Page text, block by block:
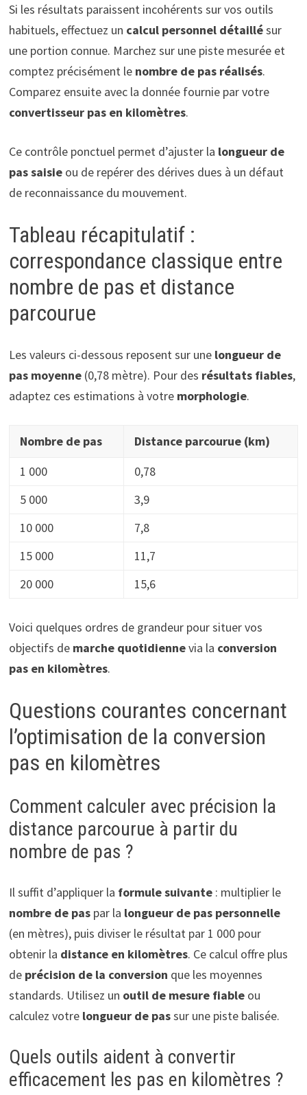
Si les résultats paraissent incohérents sur vos outils
habituels, effectuez un calcul personnel détaillésur
une portion connue. Marchez sur une piste mesurée et
comptez précisément le nombre de pas réalisés.
Comparez ensuite avec la donnée fournie par votre
convertisseur pas en kilomètres.
Ce contrôle ponctuel permet d’ajuster la longueur de
pas saisieou de repérer des dérives dues à un défaut
de reconnaissance du mouvement.
Tableau récapitulatif :
correspondance classique entre
nombre de pas et distance
parcourue
Les valeurs ci-dessous reposent sur une longueur de
pas moyenne(0,78 mètre). Pour des résultats fiables,
adaptez ces estimations à votre morphologie.
Nombre de pas
Distance parcourue (km)
1 000
0,78
5 000
3,9
10 000
7,8
15 000
11,7
20 000
15,6
Voici quelques ordres de grandeur pour situer vos
objectifs de marche quotidiennevia la conversion
pas en kilomètres.
Questions courantes concernant
l’optimisation de la conversion
pas en kilomètres
Comment calculer avec précision la
distance parcourue à partir du
nombre de pas ?
Il suffit d’appliquer la formule suivante: multiplier le
nombre de paspar la longueur de pas personnelle
(en mètres), puis diviser le résultat par 1 000 pour
obtenir la distance en kilomètres. Ce calcul offre plus
de précision de la conversion que les moyennes
standards. Utilisez un outil de mesure fiableou
calculez votre longueur de passur une piste balisée.
Quels outils aident à convertir
efficacement les pas en kilomètres ?